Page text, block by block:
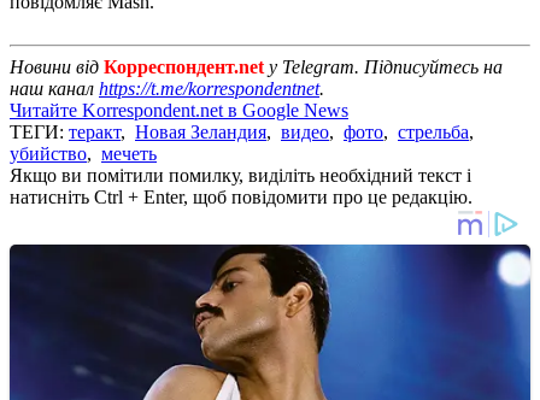
Новини від Корреспондент.net у Telegram. Підписуйтесь на
наш канал https://t.me/korrespondentnet.
Читайте Korrespondent.net в Google News
ТЕГИ: теракт, Новая Зеландия, видео, фото, стрельба,
убийство, мечеть
Якщо ви помітили помилку, виділіть необхідний текст і
натисніть Ctrl + Enter, щоб повідомити про це редакцію.